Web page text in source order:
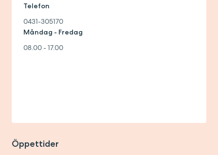
Telefon
0431-305170
Måndag - Fredag
08.00 - 17.00
Öppettider